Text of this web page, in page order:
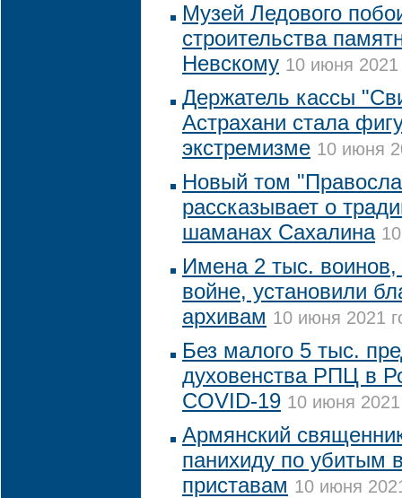
Музей Ледового
строительства
Невскому 10 июня 2021
Держатель кассы
Астрахани стала
экстремизме 10 июня
Новый том
рассказывает о
шаманах Сахалина
Имена 2 тыс.
войне, установили
архивам 10 июня 2021
Без малого 5 тыс.
духовенства РПЦ в
COVID-19 10 июня
Армянский
панихиду по убитым
приставам 10 июня